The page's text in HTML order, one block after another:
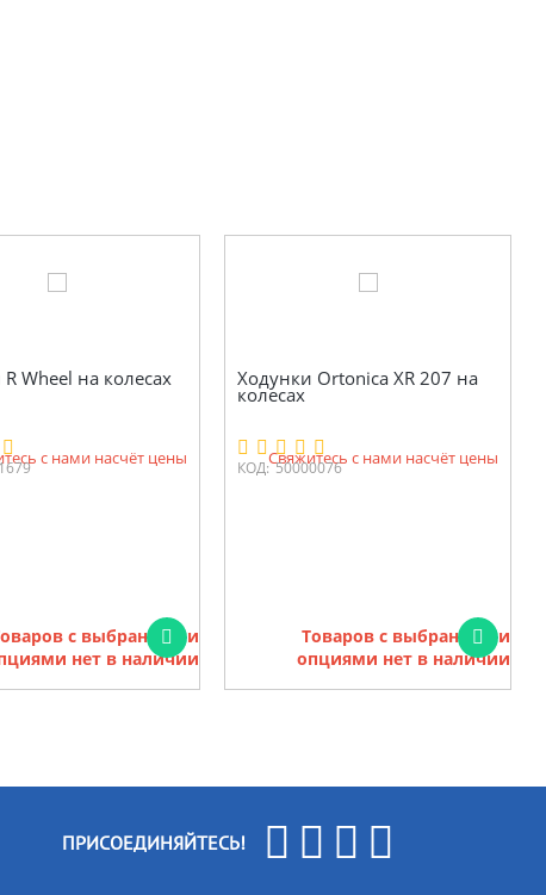
Wheel на колесах
с нами насчёт цены
с выбранными
нет в наличии
Ходунки Ortonica XR 207 на
колесах
КОД: 50000076
Свяжитесь с нами насчёт цены
Товаров с выбранными
опциями нет в наличии
ПРИСОЕДИНЯЙТЕСЬ!